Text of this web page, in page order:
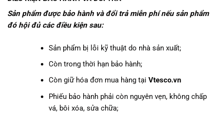
Sản phẩm được bảo hành và đổi trả miễn phí nếu sản phẩm
đó hội đủ các điều kiện sau:
Sản phẩm bị lỗi kỹ thuật do nhà sản xuất;
Còn trong thời hạn bảo hành;
Còn giữ hóa đơn mua hàng tạiVtesco.vn
Phiếu bảo hành phải còn nguyên vẹn, không chấp
vá, bôi xóa, sửa chữa;